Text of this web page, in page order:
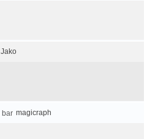
Jako
magicraph